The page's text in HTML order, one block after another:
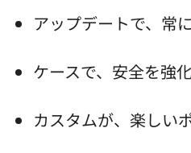
アップデートで、常
ケースで、安全を強
カスタムが、楽しい